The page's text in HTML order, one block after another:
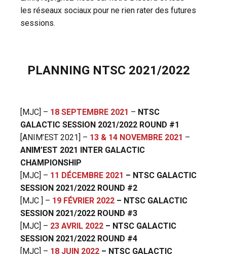
les réseaux sociaux pour ne rien rater des futures
sessions.
PLANNING NTSC 2021/2022
[MJC] – 18 SEPTEMBRE 2021 – NTSC
GALACTIC SESSION 2021/2022 ROUND #1
[ANIM’EST 2021] – 13 & 14 NOVEMBRE 2021 –
ANIM’EST 2021 INTER GALACTIC
CHAMPIONSHIP
[MJC] – 11 DÉCEMBRE 2021 – NTSC GALACTIC
SESSION 2021/2022 ROUND #2
[MJC ] – 19 FÉVRIER 2022 – NTSC GALACTIC
SESSION 2021/2022 ROUND #3
[MJC] – 23 AVRIL 2022 – NTSC GALACTIC
SESSION 2021/2022 ROUND #4
[MJC] – 18 JUIN 2022 – NTSC GALACTIC